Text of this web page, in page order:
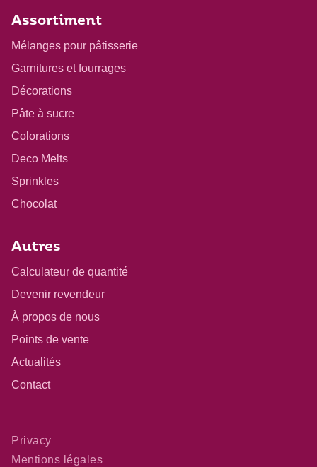
Assortiment
Mélanges pour pâtisserie
Garnitures et fourrages
Décorations
Pâte à sucre
Colorations
Deco Melts
Sprinkles
Chocolat
Autres
Calculateur de quantité
Devenir revendeur
À propos de nous
Points de vente
Actualités
Contact
Privacy
Mentions légales